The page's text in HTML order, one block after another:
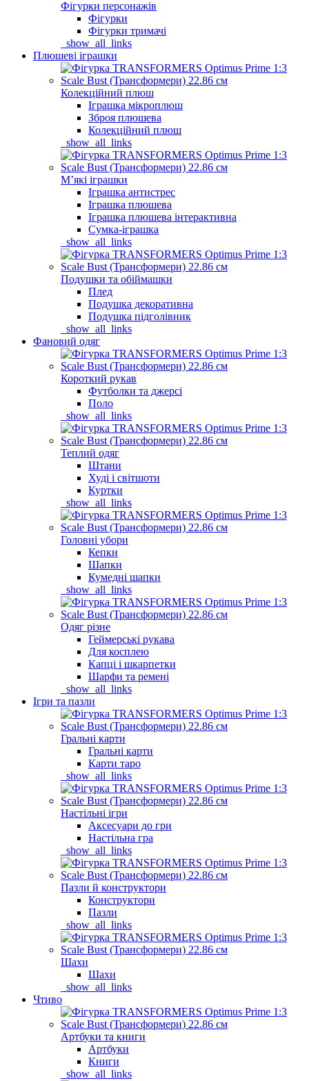
Фігурки персонажів
Фігурки
Фігурки тримачі
_show_all_links
Плюшеві іграшки
Колекційний плюш
Іграшка мікроплюш
Зброя плюшева
Колекційний плюш
_show_all_links
Мʼякі іграшки
Іграшка антистрес
Іграшка плюшева
Іграшка плюшева інтерактивна
Сумка-іграшка
_show_all_links
Подушки та обіймашки
Плед
Подушка декоративна
Подушка підголівник
_show_all_links
Фановий одяг
Короткий рукав
Футболки та джерсі
Поло
_show_all_links
Теплий одяг
Штани
Худі і світшоти
Куртки
_show_all_links
Головні убори
Кепки
Шапки
Кумедні шапки
_show_all_links
Одяг різне
Геймерські рукава
Для косплею
Капці і шкарпетки
Шарфи та ремені
_show_all_links
Ігри та пазли
Гральні карти
Гральні карти
Карти таро
_show_all_links
Настільні ігри
Аксесуари до гри
Настільна гра
_show_all_links
Пазли й конструктори
Конструктори
Пазли
_show_all_links
Шахи
Шахи
_show_all_links
Чтиво
Артбуки та книги
Артбуки
Книги
_show_all_links